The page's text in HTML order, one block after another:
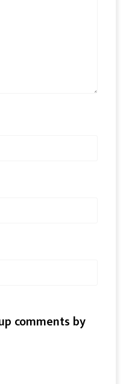
comments by